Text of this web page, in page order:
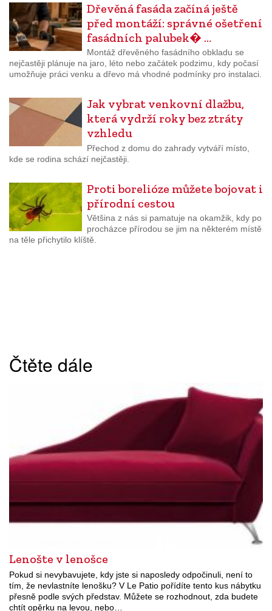
Dřevěná fasáda začíná ještě
před montáží: správné ošetření
fasádních palubek� …
Montáž dřevěného fasádního obkladu se
nejčastěji plánuje na jaro, léto nebo začátek podzimu, kdy počasí
umožňuje práci venku a dřevo má vhodné podmínky pro instalaci.
Jak vybrat venkovní dlažbu,
která vydrží roky bez ztráty
vzhledu
Přechod z domu do zahrady vytváří místo,
kde se rodina schází nejčastěji.
Proti borelióze můžete bojovat i
přírodní cestou
Většina z nás si pamatuje na okamžik, kdy po
procházce přírodou se jim na některém místě
na těle přichytilo klíště.
Čtěte dále
Lenošte v lenošce
Pokud si nevybavujete, kdy jste si naposledy odpočinuli, není to
tím, že nevlastníte lenošku? V Le Patio pořídíte tento kus nábytku
přesně podle svých představ. Můžete se rozhodnout, zda budete
chtít opěrku na levou, nebo…